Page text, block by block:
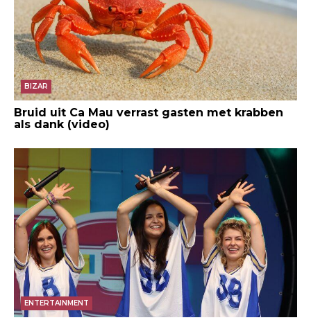
BIZAR
Bruid uit Ca Mau verrast gasten met krabben
als dank (video)
ENTERTAINMENT